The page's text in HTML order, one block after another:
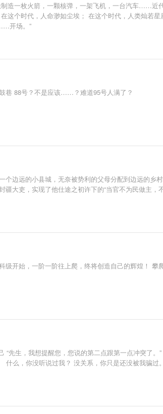
造一枚火箭，一颗核弹，一架飞机，一台汽车……
这个时代，人命渺如尘埃； 在这个时代，人类灿若
开场。”
巷 88号？不是应该……？难道95号人满了？
边远的小县城，无奈被势利的父母分配到边远的
大吏，实现了他仕途之初许下的“当官不为民做主，
开始，一阶一阶往上爬，终将创造自己的辉煌！
生，我想提醒您，您说的第二点跟第一点冲突了。
什么，你没听说过我？ 没关系，你只是还没被我骗